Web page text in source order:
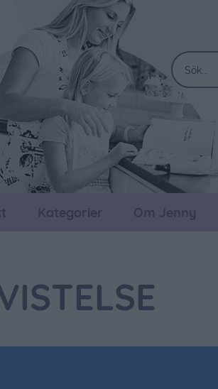
Kategorier Om Jenny